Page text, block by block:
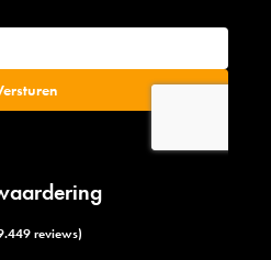
reviews)